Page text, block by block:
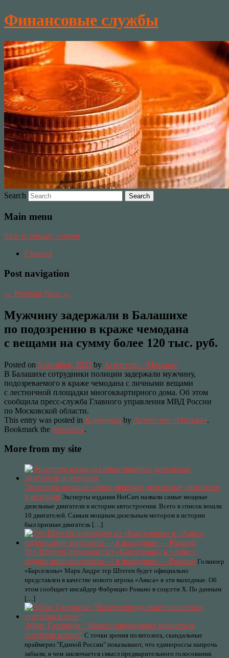
Финансовые службы
Search
Main menu
Skip to primary content
Главная
Post navigation
← Previous Next →
Мужчину задержали в Балашихе
по подозрению в краже чемодана
с вещами на сумму более 120 тыс. руб.
Posted on 5 октября, 2023 by Агентство «Москва»
В Балашихе сотрудники полиции задержали мужчину,
подозреваемого в краже чемодана с личными вещами
с лестничной площадки многоквартирного дома. Об этом
сообщила пресс-служба Главного управления МВД России
по Московской области.
This entry was posted in Криминал by Агентство «Москва».
Bookmark the permalink.
More from my site
Эксперты назвали самые мощные дизельные двигатели
в истории Эксперты издания HotCars назвали самые мощные
дизельные двигатели в истории автостроения. Всего в список вошли
10 двигателей. Самым мощным дизельным мотором в истории
был признан двигатель […]
Тер Штеген переходит из «Барселоны» в «Аякс»,
подписание контракта — в выходные — Романо Голкипер
«Барселоны» Марк Андре тер Штеген будет официально
представлен в качестве нового игрока «Аякса» в эти выходные. Об
этом сообщает инсайдер Фабрицио Романо в соцсети X. По данным
[…]
Аббас Галлямов: “Колесо продолжает вращаться,
углубляя колею” С точки зрения политолога, скандальные
праймериз "Единой России" показывают, что единороссы напрочь
забыли, в чем заключается смысл предварительного голосования.